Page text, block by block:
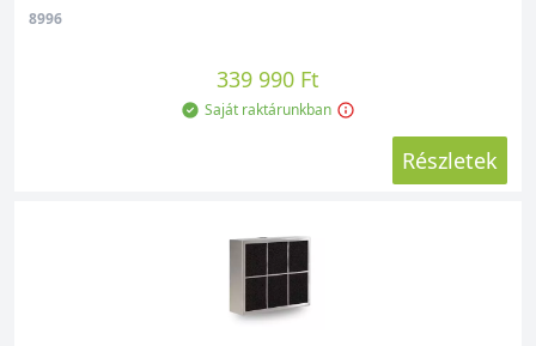
8996
339 990 Ft
Saját raktárunkban
Részletek